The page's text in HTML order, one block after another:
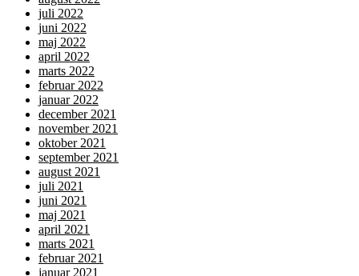
juli 2022
juni 2022
maj 2022
april 2022
marts 2022
februar 2022
januar 2022
december 2021
november 2021
oktober 2021
september 2021
august 2021
juli 2021
juni 2021
maj 2021
april 2021
marts 2021
februar 2021
januar 2021